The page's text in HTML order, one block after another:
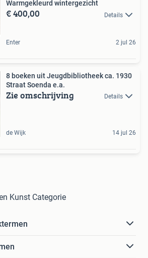
Warmgekleurd wintergezicht
€ 400,00 Details
Enter 2 jul 26
8 boeken uit Jeugdbibliotheek ca. 1930
Straat Soenda e.a.
Zie omschrijving Details
de Wijk 14 jul 26
Kunst Categorie